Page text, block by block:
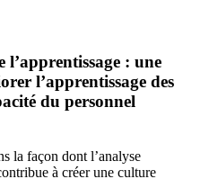
l’apprentissage : une
l’apprentissage des
du personnel
la façon dont l’analyse
à créer une culture